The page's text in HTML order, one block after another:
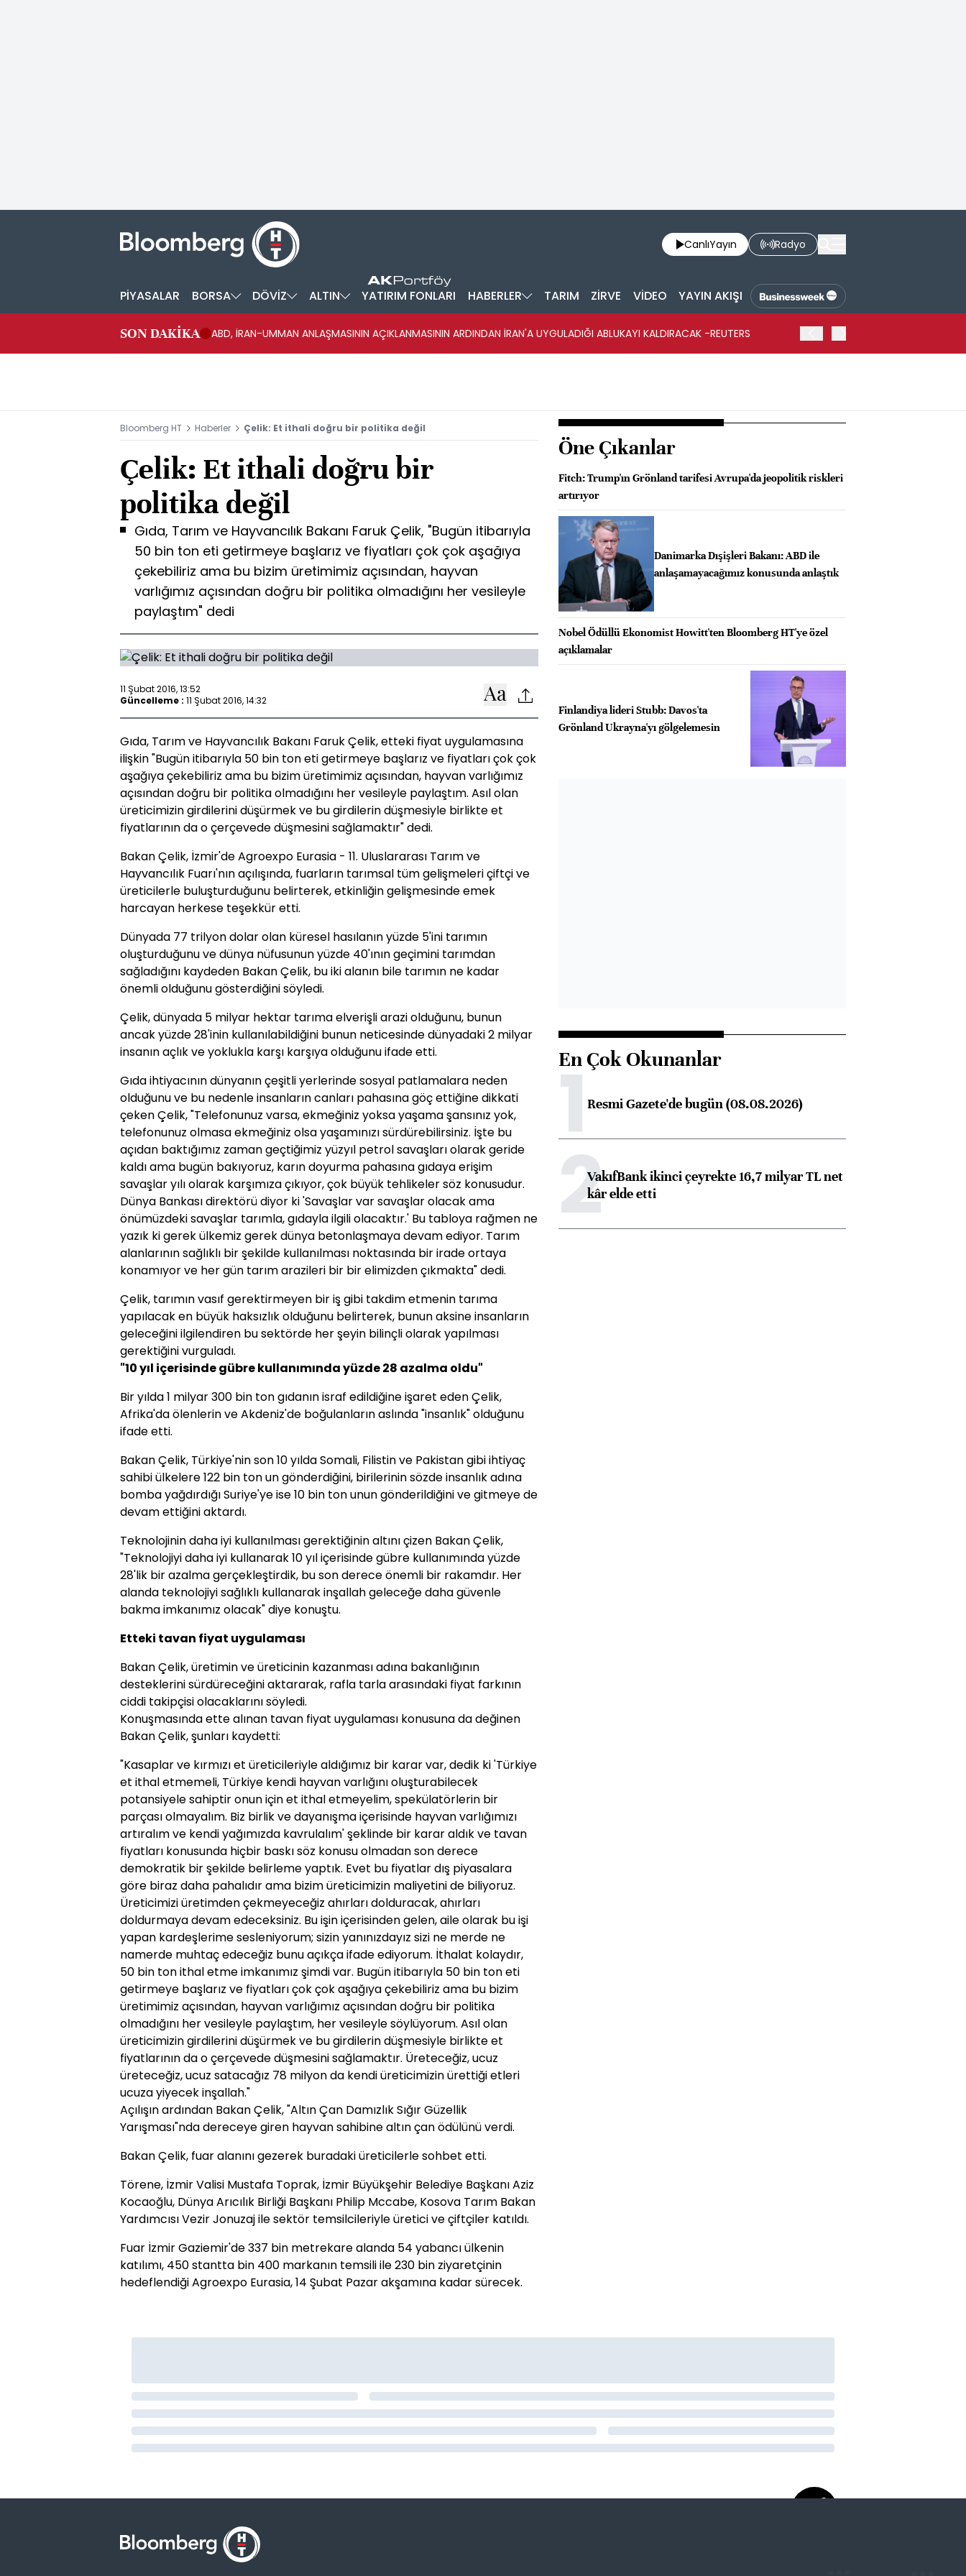
CanlıYayın Radyo
PİYASALAR BORSA DÖVİZ ALTIN YATIRIM FONLARI HABERLER TARIM ZİRVE VİDEO YAYIN AKIŞI
SON DAKİKA ABD, İRAN-UMMAN ANLAŞMASININ AÇIKLANMASININ ARDINDAN İRAN'A UYGULADIĞI ABLUKAYI KALDIRACAK -REUTERS
Bloomberg HT Haberler Çelik: Et ithali doğru bir politika değil
Çelik: Et ithali doğru bir
politika değil
Gıda, Tarım ve Hayvancılık Bakanı Faruk Çelik, "Bugün itibarıyla
50 bin ton eti getirmeye başlarız ve fiyatları çok çok aşağıya
çekebiliriz ama bu bizim üretimimiz açısından, hayvan
varlığımız açısından doğru bir politika olmadığını her vesileyle
paylaştım" dedi
11 Şubat 2016, 13:52
Güncelleme : 11 Şubat 2016, 14:32
Gıda, Tarım ve Hayvancılık Bakanı Faruk Çelik, etteki fiyat uygulamasına
ilişkin "Bugün itibarıyla 50 bin ton eti getirmeye başlarız ve fiyatları çok çok
aşağıya çekebiliriz ama bu bizim üretimimiz açısından, hayvan varlığımız
açısından doğru bir politika olmadığını her vesileyle paylaştım. Asıl olan
üreticimizin girdilerini düşürmek ve bu girdilerin düşmesiyle birlikte et
fiyatlarının da o çerçevede düşmesini sağlamaktır" dedi.
Bakan Çelik, İzmir'de Agroexpo Eurasia - 11. Uluslararası Tarım ve
Hayvancılık Fuarı'nın açılışında, fuarların tarımsal tüm gelişmeleri çiftçi ve
üreticilerle buluşturduğunu belirterek, etkinliğin gelişmesinde emek
harcayan herkese teşekkür etti.
Dünyada 77 trilyon dolar olan küresel hasılanın yüzde 5'ini tarımın
oluşturduğunu ve dünya nüfusunun yüzde 40'ının geçimini tarımdan
sağladığını kaydeden Bakan Çelik, bu iki alanın bile tarımın ne kadar
önemli olduğunu gösterdiğini söyledi.
Çelik, dünyada 5 milyar hektar tarıma elverişli arazi olduğunu, bunun
ancak yüzde 28'inin kullanılabildiğini bunun neticesinde dünyadaki 2 milyar
insanın açlık ve yoklukla karşı karşıya olduğunu ifade etti.
Gıda ihtiyacının dünyanın çeşitli yerlerinde sosyal patlamalara neden
olduğunu ve bu nedenle insanların canları pahasına göç ettiğine dikkati
çeken Çelik, "Telefonunuz varsa, ekmeğiniz yoksa yaşama şansınız yok,
telefonunuz olmasa ekmeğiniz olsa yaşamınızı sürdürebilirsiniz. İşte bu
açıdan baktığımız zaman geçtiğimiz yüzyıl petrol savaşları olarak geride
kaldı ama bugün bakıyoruz, karın doyurma pahasına gıdaya erişim
savaşlar yılı olarak karşımıza çıkıyor, çok büyük tehlikeler söz konusudur.
Dünya Bankası direktörü diyor ki 'Savaşlar var savaşlar olacak ama
önümüzdeki savaşlar tarımla, gıdayla ilgili olacaktır.' Bu tabloya rağmen ne
yazık ki gerek ülkemiz gerek dünya betonlaşmaya devam ediyor. Tarım
alanlarının sağlıklı bir şekilde kullanılması noktasında bir irade ortaya
konamıyor ve her gün tarım arazileri bir bir elimizden çıkmakta" dedi.
Çelik, tarımın vasıf gerektirmeyen bir iş gibi takdim etmenin tarıma
yapılacak en büyük haksızlık olduğunu belirterek, bunun aksine insanların
geleceğini ilgilendiren bu sektörde her şeyin bilinçli olarak yapılması
gerektiğini vurguladı.
"10 yıl içerisinde gübre kullanımında yüzde 28 azalma oldu"
Bir yılda 1 milyar 300 bin ton gıdanın israf edildiğine işaret eden Çelik,
Afrika'da ölenlerin ve Akdeniz'de boğulanların aslında "insanlık" olduğunu
ifade etti.
Bakan Çelik, Türkiye'nin son 10 yılda Somali, Filistin ve Pakistan gibi ihtiyaç
sahibi ülkelere 122 bin ton un gönderdiğini, birilerinin sözde insanlık adına
bomba yağdırdığı Suriye'ye ise 10 bin ton unun gönderildiğini ve gitmeye de
devam ettiğini aktardı.
Teknolojinin daha iyi kullanılması gerektiğinin altını çizen Bakan Çelik,
"Teknolojiyi daha iyi kullanarak 10 yıl içerisinde gübre kullanımında yüzde
28'lik bir azalma gerçekleştirdik, bu son derece önemli bir rakamdır. Her
alanda teknolojiyi sağlıklı kullanarak inşallah geleceğe daha güvenle
bakma imkanımız olacak" diye konuştu.
Etteki tavan fiyat uygulaması
Bakan Çelik, üretimin ve üreticinin kazanması adına bakanlığının
desteklerini sürdüreceğini aktararak, rafla tarla arasındaki fiyat farkının
ciddi takipçisi olacaklarını söyledi.
Konuşmasında ette alınan tavan fiyat uygulaması konusuna da değinen
Bakan Çelik, şunları kaydetti:
"Kasaplar ve kırmızı et üreticileriyle aldığımız bir karar var, dedik ki 'Türkiye
et ithal etmemeli, Türkiye kendi hayvan varlığını oluşturabilecek
potansiyele sahiptir onun için et ithal etmeyelim, spekülatörlerin bir
parçası olmayalım. Biz birlik ve dayanışma içerisinde hayvan varlığımızı
artıralım ve kendi yağımızda kavrulalım' şeklinde bir karar aldık ve tavan
fiyatları konusunda hiçbir baskı söz konusu olmadan son derece
demokratik bir şekilde belirleme yaptık. Evet bu fiyatlar dış piyasalara
göre biraz daha pahalıdır ama bizim üreticimizin maliyetini de biliyoruz.
Üreticimizi üretimden çekmeyeceğiz ahırları dolduracak, ahırları
doldurmaya devam edeceksiniz. Bu işin içerisinden gelen, aile olarak bu işi
yapan kardeşlerime sesleniyorum; sizin yanınızdayız sizi ne merde ne
namerde muhtaç edeceğiz bunu açıkça ifade ediyorum. İthalat kolaydır,
50 bin ton ithal etme imkanımız şimdi var. Bugün itibarıyla 50 bin ton eti
getirmeye başlarız ve fiyatları çok çok aşağıya çekebiliriz ama bu bizim
üretimimiz açısından, hayvan varlığımız açısından doğru bir politika
olmadığını her vesileyle paylaştım, her vesileyle söylüyorum. Asıl olan
üreticimizin girdilerini düşürmek ve bu girdilerin düşmesiyle birlikte et
fiyatlarının da o çerçevede düşmesini sağlamaktır. Üreteceğiz, ucuz
üreteceğiz, ucuz satacağız 78 milyon da kendi üreticimizin ürettiği etleri
ucuza yiyecek inşallah."
Açılışın ardından Bakan Çelik, "Altın Çan Damızlık Sığır Güzellik
Yarışması"nda dereceye giren hayvan sahibine altın çan ödülünü verdi.
Bakan Çelik, fuar alanını gezerek buradaki üreticilerle sohbet etti.
Törene, İzmir Valisi Mustafa Toprak, İzmir Büyükşehir Belediye Başkanı Aziz
Kocaoğlu, Dünya Arıcılık Birliği Başkanı Philip Mccabe, Kosova Tarım Bakan
Yardımcısı Vezir Jonuzaj ile sektör temsilcileriyle üretici ve çiftçiler katıldı.
Fuar İzmir Gaziemir'de 337 bin metrekare alanda 54 yabancı ülkenin
katılımı, 450 stantta bin 400 markanın temsili ile 230 bin ziyaretçinin
hedeflendiği Agroexpo Eurasia, 14 Şubat Pazar akşamına kadar sürecek.
Öne Çıkanlar
Fitch: Trump'ın Grönland tarifesi Avrupa'da jeopolitik riskleri
artırıyor
Danimarka Dışişleri Bakanı: ABD ile
anlaşamayacağımız konusunda anlaştık
Nobel Ödüllü Ekonomist Howitt'ten Bloomberg HT'ye özel
açıklamalar
Finlandiya lideri Stubb: Davos'ta
Grönland Ukrayna'yı gölgelemesin
En Çok Okunanlar
1Resmi Gazete'de bugün (08.08.2026)
2VakıfBank ikinci çeyrekte 16,7 milyar TL net
kâr elde etti